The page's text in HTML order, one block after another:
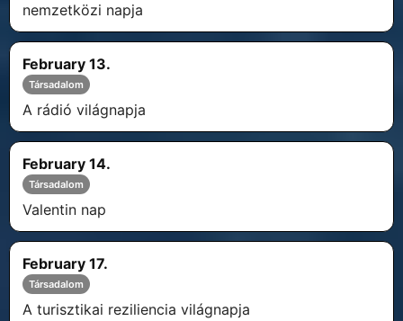
nemzetközi napja
February 13.
Társadalom
A rádió világnapja
February 14.
Társadalom
Valentin nap
February 17.
Társadalom
A turisztikai reziliencia világnapja